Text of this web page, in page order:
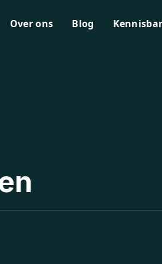
Over ons Blog